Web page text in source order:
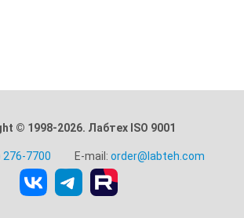
© 1998-2026. Лабтех ISO 9001
276-7700 E-mail: order@labteh.com